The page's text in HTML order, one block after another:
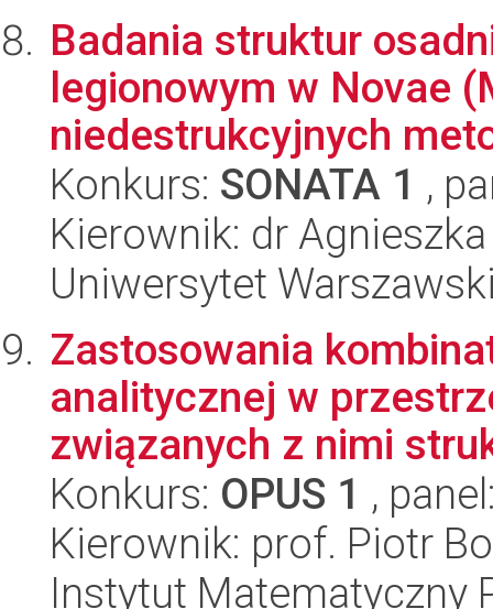
Badania struktur
legionowym w Novae
niedestrukcyjnych
Konkurs: SONATA 1 ,
Kierownik: dr
Uniwersytet
Zastosowania
analitycznej w
związanych z nimi
Konkurs: OPUS 1 ,
Kierownik: prof. Piotr
Instytut Matematyczny